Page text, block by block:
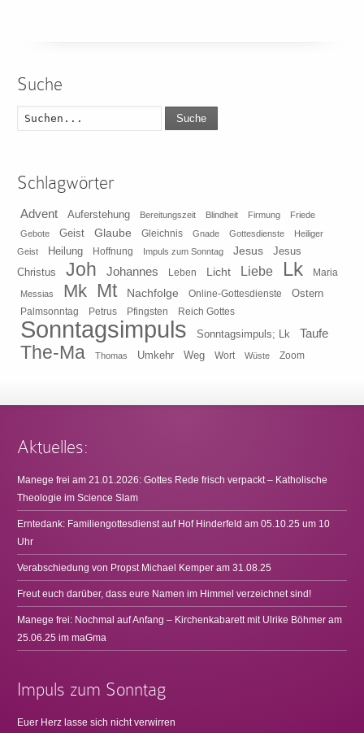
Suche
Suche
Schlagwörter
Advent Auferstehung Bereitungszeit Blindheit Firmung
Friede
Gebote
Geist Glaube Gleichnis Gnade Gottesdienste
Heiliger
Geist
Heilung Hoffnung Impuls zum Sonntag Jesus
Jesus
Christus
Joh Johannes Leben Licht Liebe Lk Maria
Messias Mk Mt Nachfolge Online-Gottesdienste Ostern
Palmsonntag Petrus Pfingsten Reich Gottes
Sonntagsimpuls Sonntagsimpuls; Lk Taufe
The-Ma Thomas Umkehr Weg Wort Wüste Zoom
Aktuelles:
Manege frei am 21.01.2026: Gottes Rede frisch verpackt – Katholische
Theologie im Science Slam
Erntedank: Familiengottesdienst auf Hof Hinderfeld am 05.10.25 um 10
Uhr
Verabschiedung von Propst Michael Kemper am 31.08.25
Freut euch darüber, dass eure Namen im Himmel verzeichnet sind!
Manege frei: Nochmal auf Anfang – Kirchenkabarett mit Ulrike Böhmer am
25.06.25 im maGma
Impuls zum Sonntag
Euer Herz lasse sich nicht verwirren